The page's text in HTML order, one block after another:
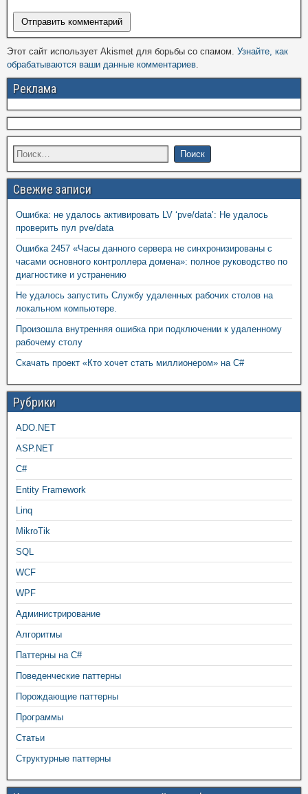
Этот сайт использует Akismet для борьбы со спамом. Узнайте, как
обрабатываются ваши данные комментариев.
Реклама
Свежие записи
Ошибка: не удалось активировать LV ‘pve/data’: Не удалось
проверить пул pve/data
Ошибка 2457 «Часы данного сервера не синхронизированы с
часами основного контроллера домена»: полное руководство по
диагностике и устранению
Не удалось запустить Службу удаленных рабочих столов на
локальном компьютере.
Произошла внутренняя ошибка при подключении к удаленному
рабочему столу
Скачать проект «Кто хочет стать миллионером» на C#
Рубрики
ADO.NET
ASP.NET
C#
Entity Framework
Linq
MikroTik
SQL
WCF
WPF
Администрирование
Алгоритмы
Паттерны на C#
Поведенческие паттерны
Порождающие паттерны
Программы
Статьи
Структурные паттерны